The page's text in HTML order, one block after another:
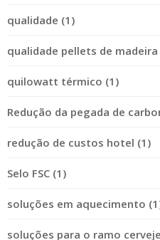
qualidade (1)
qualidade pellets de madeira
quilowatt térmico (1)
Redução da pegada de
redução de custos hotel (1)
Selo FSC (1)
soluções em aquecimento
soluções para o ramo